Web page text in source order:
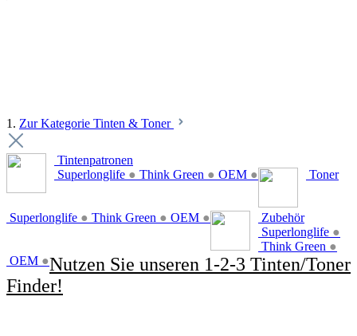
1. Zur Kategorie Tinten & Toner
Tintenpatronen
Superlonglife ● Think Green ● OEM ● Toner
Superlonglife ● Think Green ● OEM ●
Zubehör
Superlonglife ●
Think Green ●
OEM ●Nutzen Sie unseren 1-2-3 Tinten/Toner
Finder!